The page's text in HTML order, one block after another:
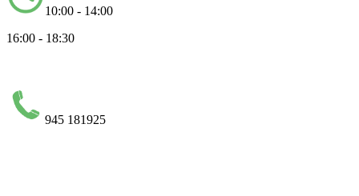
10:00 - 14:00
16:00 - 18:30
945 181925